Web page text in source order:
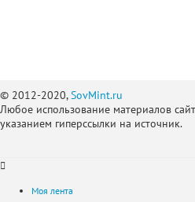
© 2012-2020,SovMint.ru
Любое использование материалов
указанием гиперссылки на источник.
Моя лента